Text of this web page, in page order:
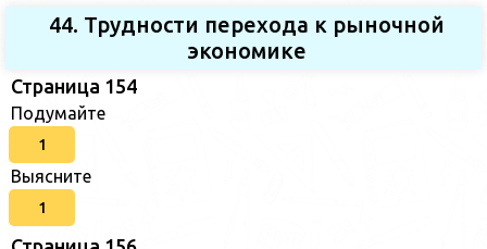
44. Трудности перехода к рыночной
экономике
Страница 154
Подумайте
1
Выясните
1